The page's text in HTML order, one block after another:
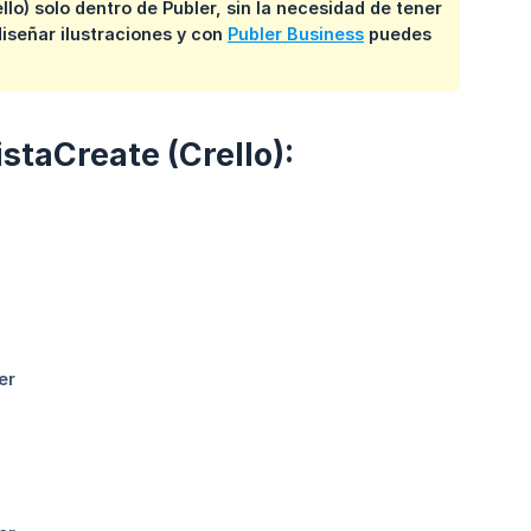
solo dentro de Publer, sin la necesidad de tener
ilustraciones y con Publer Business puedes
(Crello):